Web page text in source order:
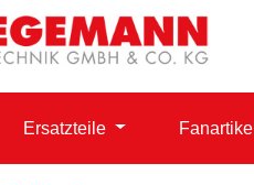
springen
Ersatzteile Fanartikel